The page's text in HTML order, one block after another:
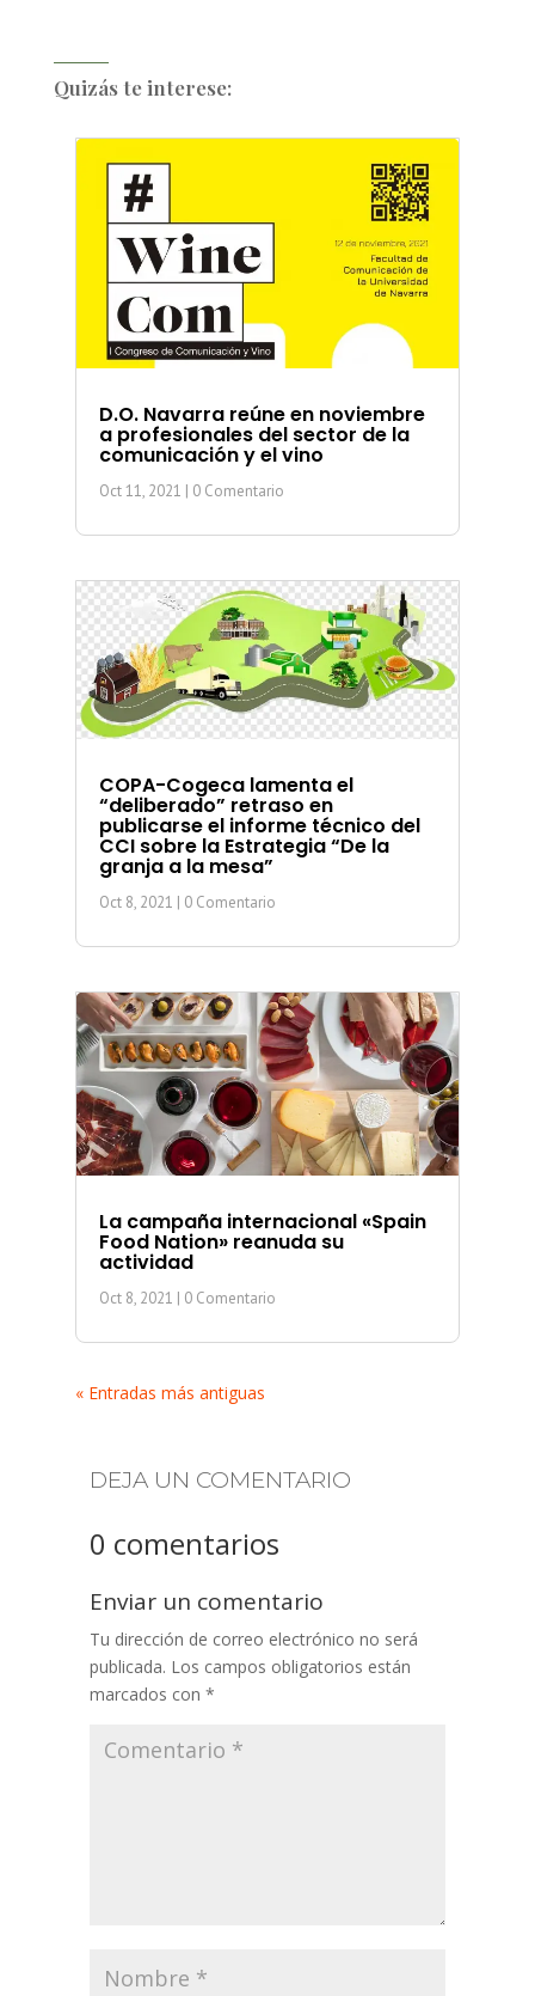
Quizás te interese:
D.O. Navarra reúne en noviembre
a profesionales del sector de la
comunicación y el vino
Oct 11, 2021 | 0 Comentario
COPA-Cogeca lamenta el
“deliberado” retraso en
publicarse el informe técnico del
CCI sobre la Estrategia “De la
granja a la mesa”
Oct 8, 2021 | 0 Comentario
La campaña internacional «Spain
Food Nation» reanuda su
actividad
Oct 8, 2021 | 0 Comentario
« Entradas más antiguas
DEJA UN COMENTARIO
0 comentarios
Enviar un comentario
Tu dirección de correo electrónico no será
publicada. Los campos obligatorios están
marcados con *